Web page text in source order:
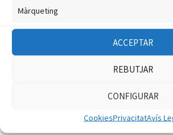
Màrqueting
ACCEPTAR
REBUTJAR
CONFIGURAR
CookiesPrivacitatAvís
FM (imatges)
EA3DYY, Joan F. AlcarazenSDR